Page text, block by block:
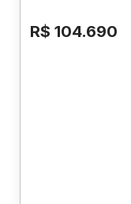
R$ 104.690